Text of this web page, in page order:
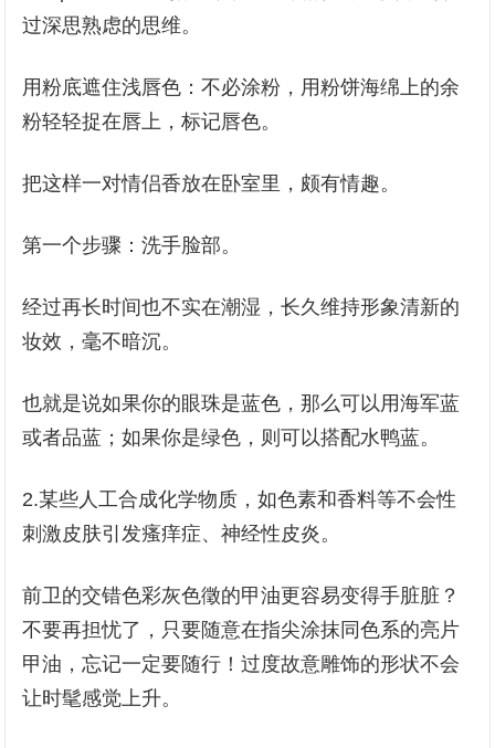
过深思熟虑的思维。
用粉底遮住浅唇色：不必涂粉，用粉饼海绵上的余
粉轻轻捉在唇上，标记唇色。
把这样一对情侣香放在卧室里，颇有情趣。
第一个步骤：洗手脸部。
经过再长时间也不实在潮湿，长久维持形象清新的
妆效，毫不暗沉。
也就是说如果你的眼珠是蓝色，那么可以用海军蓝
或者品蓝；如果你是绿色，则可以搭配水鸭蓝。
2.某些人工合成化学物质，如色素和香料等不会性
刺激皮肤引发瘙痒症、神经性皮炎。
前卫的交错色彩灰色徵的甲油更容易变得手脏脏？
不要再担忧了，只要随意在指尖涂抹同色系的亮片
甲油，忘记一定要随行！过度故意雕饰的形状不会
让时髦感觉上升。